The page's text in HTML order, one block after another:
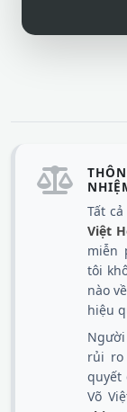
Tất
Việt
miễn
tôi
nào
hiệu
rủi ro
quyết
Võ